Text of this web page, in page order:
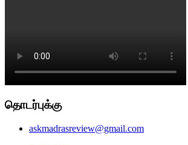
தொடர்புக்கு
askmadrasreview@gmail.com